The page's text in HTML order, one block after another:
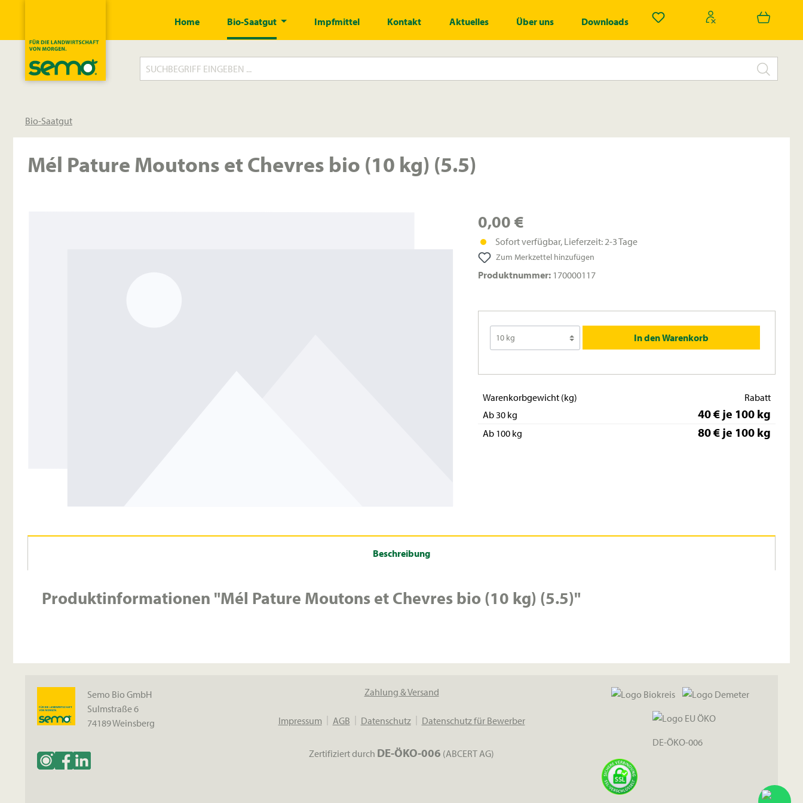
Du hast 0 Produkte auf dem
Home Bio-Saatgut Impfmittel Kontakt Aktuelles Über uns Downloads
Bio-Saatgut
Mél Pature Moutons et Chevres bio (10 kg) (5.5)
0,00 €
Sofort verfügbar, Lieferzeit: 2-3 Tage
Zum Merkzettel hinzufügen
Produktnummer: 170000117
In den Warenkorb
Warenkorbgewicht (kg)
Rabatt
Ab 30 kg
40 € je 100 kg
Ab 100 kg 80 € je 100 kg
Beschreibung
Produktinformationen "Mél Pature Moutons et Chevres bio (10 kg) (5.5)"
Semo Bio GmbH
Sulmstraße 6
74189 Weinsberg
Zahlung & Versand
Impressum AGB Datenschutz Datenschutz für Bewerber
Zertifiziert durch DE-ÖKO-006 (ABCERT AG)
DE-ÖKO-006